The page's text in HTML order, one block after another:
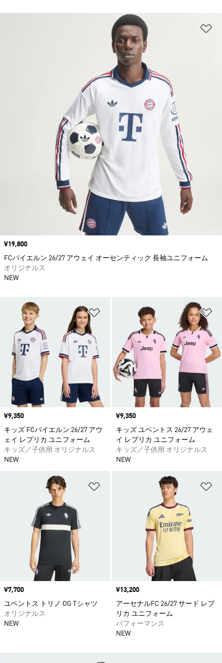
ほしいものリストに追加
価格
¥9,350
キッズ FCバイエルン 26/27 アウ
ェイ レプリカ ユニフォーム
キッズ／子供用 オリジナルス
NEW
価格
¥9,350
キッズ ユベントス 26/27 アウェ
イ レプリカ ユニフォーム
キッズ／子供用 オリジナルス
NEW
ほしいものリストに追加
価格
¥7,700
ユベントス トリノ OG Tシャツ
オリジナルス
NEW
価格
¥13,200
アーセナルFC 26/27 サード レプ
リカ ユニフォーム
パフォーマンス
NEW
価格
¥19,800
FCバイエルン 26/27 アウェイ オーセンティック 長袖ユニフォーム
オリジナルス
NEW